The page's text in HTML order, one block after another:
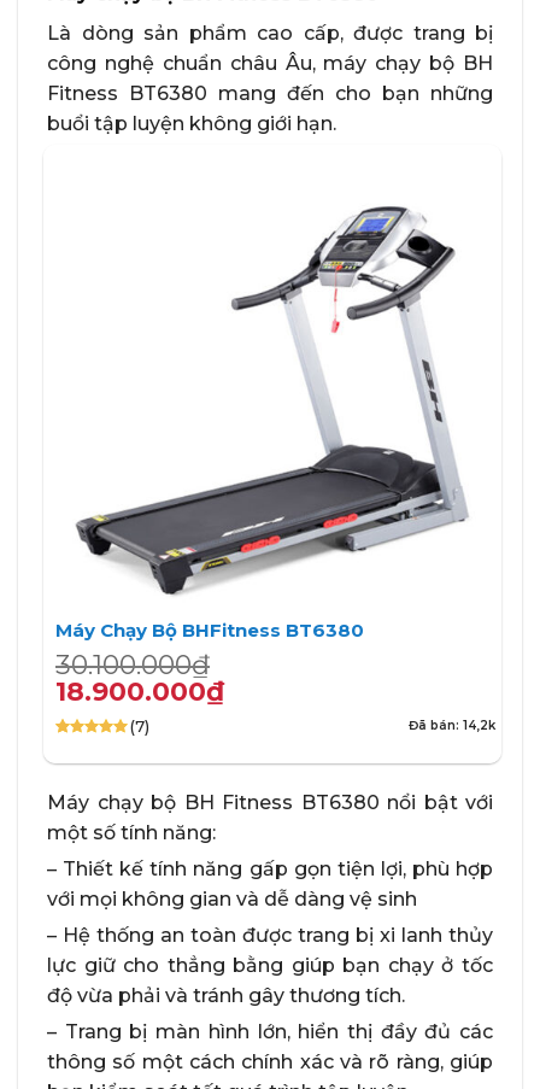
Là dòng sản phẩm cao cấp, được trang bị
công nghệ chuẩn châu Âu, máy chạy bộ BH
Fitness BT6380 mang đến cho bạn những
buổi tập luyện không giới hạn.
Máy Chạy Bộ BHFitness BT6380
30.100.000₫
Giá
gốc
là:
30.100.000₫.
18.900.000₫
Giá
hiện
tại
là:
18.900.000₫.
dựa trên
(7) Đã bán: 14,2k
Máy chạy bộ BH Fitness BT6380 nổi bật với
một số tính năng:
– Thiết kế tính năng gấp gọn tiện lợi, phù hợp
với mọi không gian và dễ dàng vệ sinh
– Hệ thống an toàn được trang bị xi lanh thủy
lực giữ cho thẳng bằng giúp bạn chạy ở tốc
độ vừa phải và tránh gây thương tích.
– Trang bị màn hình lớn, hiển thị đầy đủ các
thông số một cách chính xác và rõ ràng, giúp